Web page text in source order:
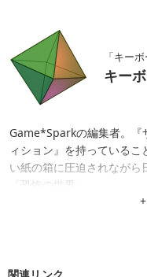
「キー
キー
Game*Sparkの編集者。『
ィション』を持っている
い紙の箱に圧迫されなが
『恐怖の世界』。
関連リンク